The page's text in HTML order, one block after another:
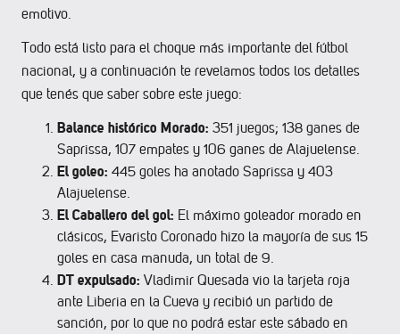
emotivo.
Todo está listo para el choque más importante del fútbol
nacional, y a continuación te revelamos todos los detalles
que tenés que saber sobre este juego:
Balance histórico Morado: 351 juegos; 138 ganes de
Saprissa, 107 empates y 106 ganes de Alajuelense.
El goleo: 445 goles ha anotado Saprissa y 403
Alajuelense.
El Caballero del gol: El máximo goleador morado en
clásicos, Evaristo Coronado hizo la mayoría de sus 15
goles en casa manuda, un total de 9.
DT expulsado: Vladimir Quesada vio la tarjeta roja
ante Liberia en la Cueva y recibió un partido de
sanción, por lo que no podrá estar este sábado en